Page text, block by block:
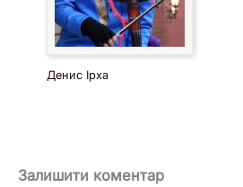
Денис Ірха
Залишити коментар